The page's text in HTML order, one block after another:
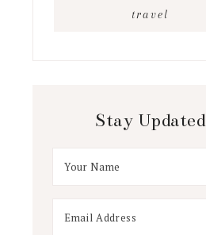
travel
Stay Updated